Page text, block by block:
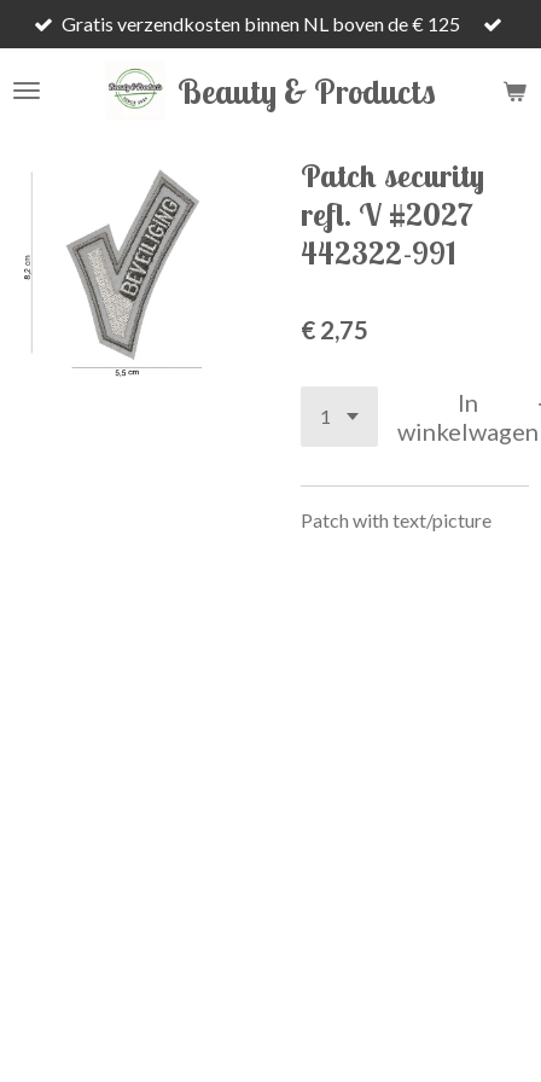
Ga
direct
naar
Beauty & Products
Gratis verzendkosten binnen NL boven de € 125
Patch security
refl. V #2027
442322-991
€ 2,75
In
winkelwagen
Patch with text/picture